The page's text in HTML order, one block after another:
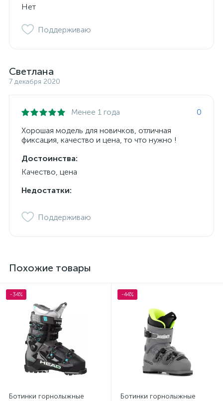
Нет
Поддерживаю
Светлана
7 декабря 2020
Менее 1 года
0
Хорошая модель для новичков, отличная
фиксация, качество и цена, то что нужно !
Достоинства:
Качество, цена
Недостатки:
Поддерживаю
Похожие товары
-34%
Ботинки горнолыжные
-44%
Ботинки горнолыжные